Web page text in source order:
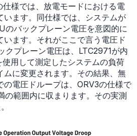
様では、放電モードにおける電
います。同仕様では、システムが
のバックプレーン電圧を意図的に
ます。それがここで言う電圧ド
クプレーン電圧は、LTC2971が内
用して測定したシステムの負荷
ムに変更されます。その結果、無
の電圧ドループは、ORV3の仕様で
の範囲内に収まります。その実測